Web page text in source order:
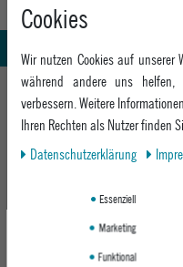
HILFE
INFO
Montag -
We Care -
Cookies
Wir nutzen Cookies auf unserer
während andere uns
verbessern. Weitere
Ihren Rechten als Nutzer finden
Daten­schutz­erklärung
Essenziell
Marketing
Funktional